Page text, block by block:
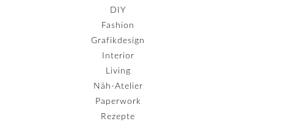
DIY
Fashion
Grafikdesign
Interior
Living
Näh-Atelier
Paperwork
Rezepte